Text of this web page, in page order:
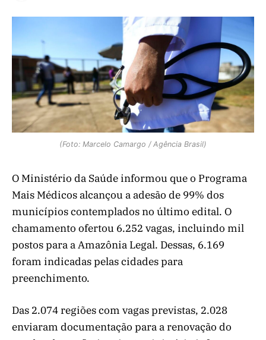
(Foto: Marcelo Camargo / Agência Brasil)
O Ministério da Saúde informou que o Programa
Mais Médicos alcançou a adesão de 99% dos
municípios contemplados no último edital. O
chamamento ofertou 6.252 vagas, incluindo mil
postos para a Amazônia Legal. Dessas, 6.169
foram indicadas pelas cidades para
preenchimento.
Das 2.074 regiões com vagas previstas, 2.028
enviaram documentação para a renovação do